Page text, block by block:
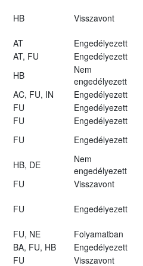
HB Visszavont
AT
Engedélyezett
AT, FU
Engedélyezett
HB
Nem
engedélyezett
AC, FU, IN
Engedélyezett
FU
Engedélyezett
FU
Engedélyezett
FU Engedélyezett
HB, DE
Nem
engedélyezett
FU
Visszavont
FU Engedélyezett
FU, NE
Folyamatban
BA, FU, HB
Engedélyezett
FU Visszavont